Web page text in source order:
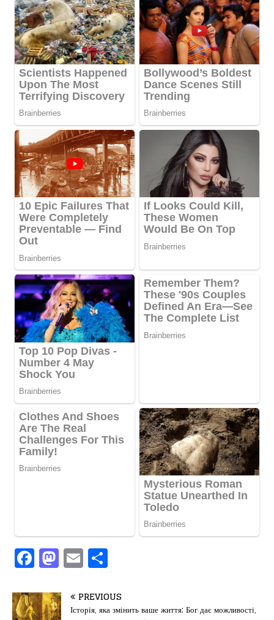
F
a
c
M
a
st
E
m
aiіл
PREVIOUS
Історія, яка змінить ваше життя: Бог дає можливості,